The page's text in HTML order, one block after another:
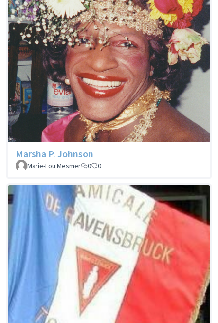
Marsha P. Johnson
Marie-Lou Mesmer 0 0